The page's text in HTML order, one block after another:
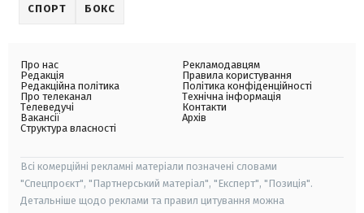
СПОРТ БОКС
Про нас
Редакція
Редакційна політика
Про телеканал
Телеведучі
Вакансії
Структура власності
Рекламодавцям
Правила користування
Політика конфіденційності
Технічна інформація
Контакти
Архів
Всі комерційні рекламні матеріали позначені словами
"Спецпроєкт", "Партнерський матеріал", "Експерт", "Позиція".
Детальніше щодо реклами та правил цитування можна